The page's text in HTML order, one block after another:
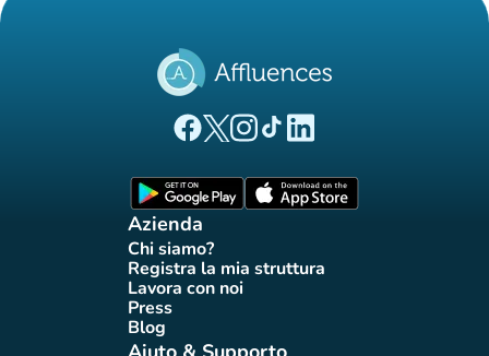
(nuova scheda)
(nuova scheda)
(nuova scheda)
(nuova scheda)
(nuova scheda)
Azienda
Chi siamo?(nuova scheda)
Registra la mia struttura
(nuova scheda)
Lavora con noi
(nuova scheda)
Press(nuova scheda)
Blog(nuova scheda)